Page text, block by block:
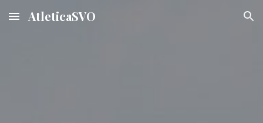
Skip to main content Skip to navigation
AtleticaSVO